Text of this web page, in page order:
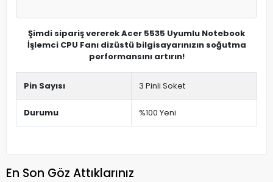
Şimdi sipariş vererek Acer 5535 Uyumlu Notebook
İşlemci CPU Fanı dizüstü bilgisayarınızın soğutma
performansını artırın!
Pin Sayısı 3 Pinli Soket
Durumu %100 Yeni
En Son Göz Attıklarınız